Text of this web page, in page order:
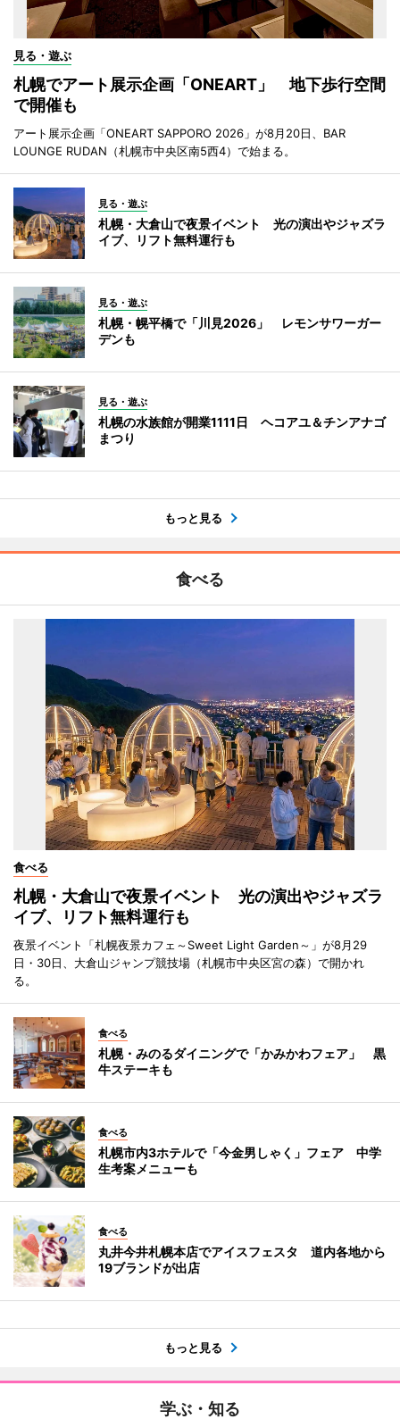
見る・遊ぶ
札幌でアート展示企画「ONEART」 地下歩行空間
で開催も
アート展示企画「ONEART SAPPORO 2026」が8月20日、BAR
LOUNGE RUDAN（札幌市中央区南5西4）で始まる。
見る・遊ぶ
札幌・大倉山で夜景イベント 光の演出やジャズラ
イブ、リフト無料運行も
見る・遊ぶ
札幌・幌平橋で「川見2026」 レモンサワーガー
デンも
見る・遊ぶ
札幌の水族館が開業1111日 ヘコアユ＆チンアナゴ
まつり
もっと見る
食べる
食べる
札幌・大倉山で夜景イベント 光の演出やジャズラ
イブ、リフト無料運行も
夜景イベント「札幌夜景カフェ～Sweet Light Garden～」が8月29
日・30日、大倉山ジャンプ競技場（札幌市中央区宮の森）で開かれ
る。
食べる
札幌・みのるダイニングで「かみかわフェア」 黒
牛ステーキも
食べる
札幌市内3ホテルで「今金男しゃく」フェア 中学
生考案メニューも
食べる
丸井今井札幌本店でアイスフェスタ 道内各地から
19ブランドが出店
もっと見る
学ぶ・知る